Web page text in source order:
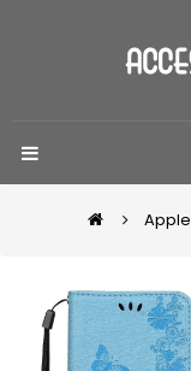
Apple